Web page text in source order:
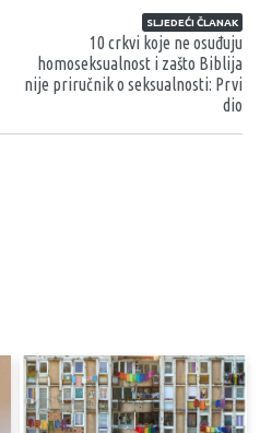
SLJEDEĆI ČLANAK
10 crkvi koje ne osuđuju
homoseksualnost i zašto Biblija
nije priručnik o seksualnosti: Prvi
dio